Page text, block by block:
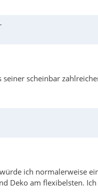
seiner scheinbar
ich normalerweise
Deko am flexibelsten.